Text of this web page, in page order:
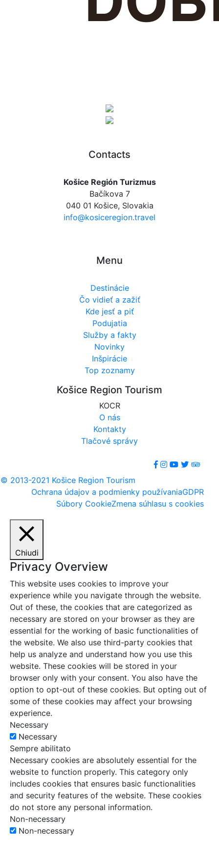
Contacts
Košice Región Turizmus
Bačíkova 7
040 01 Košice, Slovakia
info@kosiceregion.travel
Menu
Destinácie
Čo vidieť a zažiť
Kde jesť a piť
Podujatia
Služby a fakty
Novinky
Inšpirácie
Top zoznamy
Košice Region Tourism
KOCR
O nás
Kontakty
Tlačové správy
© 2013-2021 Košice Region Tourism
Ochrana údajov a podmienky používaniaGDPR
Súbory CookieZmena súhlasu s cookies
Chiudi
Privacy Overview
This website uses cookies to improve your
experience while you navigate through the website.
Out of these, the cookies that are categorized as
necessary are stored on your browser as they are
essential for the working of basic functionalities of
the website. We also use third-party cookies that
help us analyze and understand how you use this
website. These cookies will be stored in your
browser only with your consent. You also have the
option to opt-out of these cookies. But opting out of
some of these cookies may affect your browsing
experience.
Necessary
Necessary
Sempre abilitato
Necessary cookies are absolutely essential for the
website to function properly. This category only
includes cookies that ensures basic functionalities
and security features of the website. These cookies
do not store any personal information.
Non-necessary
Non-necessary